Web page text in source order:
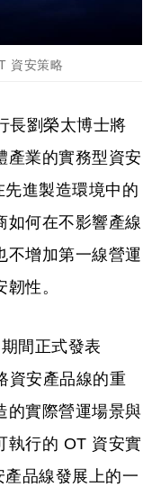
資安策略
長劉榮太博士將
產業的實務型資安
進製造環境中的
如何在不影響產線
不增加第一線營運
性。
間正式發表
資安產品線的重
的實際營運場景與
執行的 OT 資安實
品線發展上的一